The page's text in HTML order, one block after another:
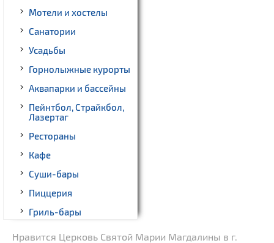
Мотели и хостелы
Санатории
Усадьбы
Горнолыжные курорты
Аквапарки и бассейны
Пейнтбол, Страйкбол,
Лазертаг
Рестораны
Кафе
Суши-бары
Пиццерия
Гриль-бары
Нравится Церковь Cвятой Марии Магдалины в г.